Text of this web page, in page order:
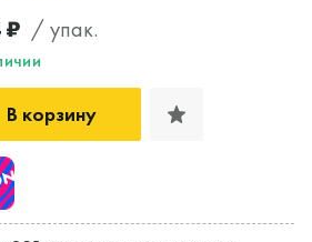
₽ / упак.
В корзину